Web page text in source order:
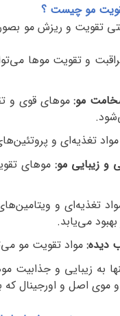
مو چیست ؟
تقویت و ریزش مو
و تقویت موها
مو:موهای قوی و
مواد تغذیه‌ای و
و زیبایی مو:موهای
تغذیه‌ای و
می‌یابد.
دیده:مواد تقویت مو
به زیبایی و
اصل و اورجینال که